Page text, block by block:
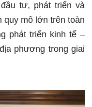
tư, phát triển và
quy mô lớn trên toàn
phát triển kinh tế –
phương trong giai